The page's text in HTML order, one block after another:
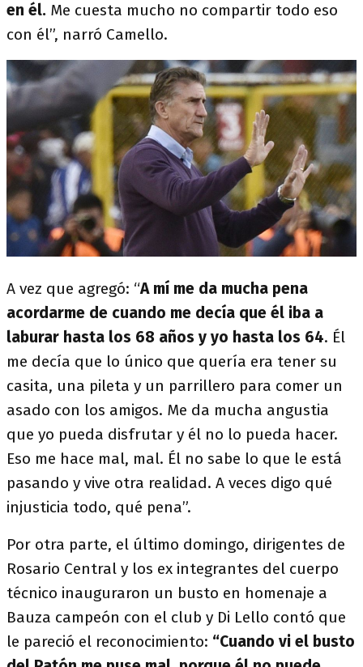
en él. Me cuesta mucho no compartir todo eso
con él”, narró Camello.
A vez que agregó: “A mí me da mucha pena
acordarme de cuando me decía que él iba a
laburar hasta los 68 años y yo hasta los 64. Él
me decía que lo único que quería era tener su
casita, una pileta y un parrillero para comer un
asado con los amigos. Me da mucha angustia
que yo pueda disfrutar y él no lo pueda hacer.
Eso me hace mal, mal. Él no sabe lo que le está
pasando y vive otra realidad. A veces digo qué
injusticia todo, qué pena”.
Por otra parte, el último domingo, dirigentes de
Rosario Central y los ex integrantes del cuerpo
técnico inauguraron un busto en homenaje a
Bauza campeón con el club y Di Lello contó que
le pareció el reconocimiento: “Cuando vi el busto